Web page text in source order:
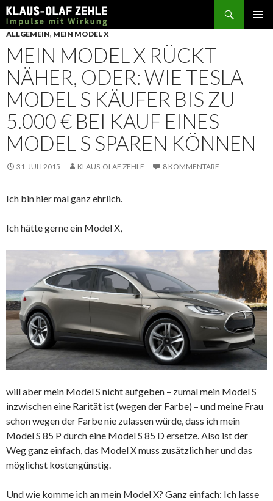
Suchen
SPRINGE
ZUM
INHALT
ALLGEMEIN, MEIN MODEL X
MEIN MODEL X RÜCKT
NÄHER, ODER: WIE TESLA
MODEL S KÄUFER BIS ZU
5.000 € BEI KAUF EINES
MODEL S SPAREN KÖNNEN
31. JULI 2015 KLAUS-OLAF ZEHLE 8 KOMMENTARE
Ich bin hier mal ganz ehrlich.
Ich hätte gerne ein Model X,
will aber mein Model S nicht aufgeben – zumal mein Model S
inzwischen eine Rarität ist (wegen der Farbe) – und meine Frau
schon wegen der Farbe nie zulassen würde, dass ich mein
Model S 85 P durch eine Model S 85 D ersetze. Also ist der
Weg ganz einfach, das Model X muss zusätzlich her und das
möglichst kostengünstig.
Und wie komme ich an mein Model X? Ganz einfach: Ich lasse